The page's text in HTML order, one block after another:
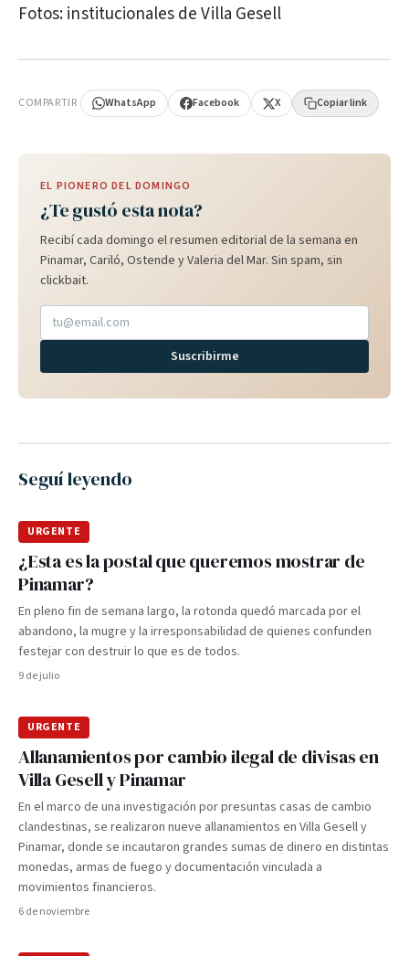
Fotos: institucionales de Villa Gesell
COMPARTIR WhatsApp Facebook X Copiar link
EL PIONERO DEL DOMINGO
¿Te gustó esta nota?
Recibí cada domingo el resumen editorial de la semana en
Pinamar, Cariló, Ostende y Valeria del Mar. Sin spam, sin
clickbait.
Suscribirme
Seguí leyendo
URGENTE
¿Esta es la postal que queremos mostrar de
Pinamar?
En pleno fin de semana largo, la rotonda quedó marcada por el
abandono, la mugre y la irresponsabilidad de quienes confunden
festejar con destruir lo que es de todos.
9 de julio
URGENTE
Allanamientos por cambio ilegal de divisas en
Villa Gesell y Pinamar
En el marco de una investigación por presuntas casas de cambio
clandestinas, se realizaron nueve allanamientos en Villa Gesell y
Pinamar, donde se incautaron grandes sumas de dinero en distintas
monedas, armas de fuego y documentación vinculada a
movimientos financieros.
6 de noviembre